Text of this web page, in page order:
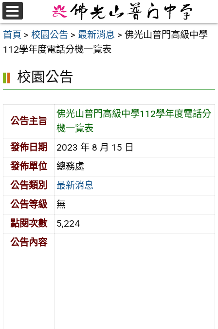
跳
至
主
要
首頁 > 校園公告 > 最新消息 > 佛光山普門高級中學
112學年度電話分機一覽表
校園公告
公告主旨
佛光山普門高級中學112學年度電話分
機一覽表
發佈日期
2023 年 8 月 15 日
發佈單位
總務處
公告類別
最新消息
公告等級
無
點閱次數
5,224
公告內容
選
單